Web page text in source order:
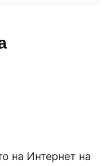
на Интернет на